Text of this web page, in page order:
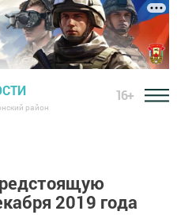
район
16+
2019 года